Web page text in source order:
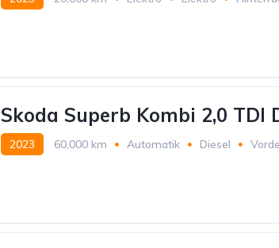
Skoda Superb Kombi 2,0 TDI
2023 60,000 km Automatik Diesel